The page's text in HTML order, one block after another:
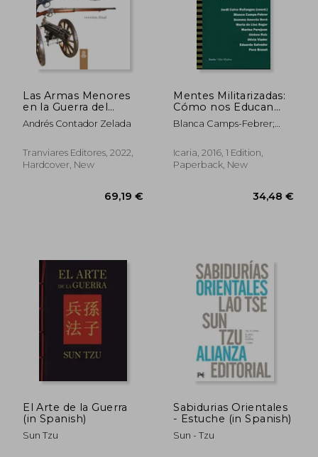
Las Armas Menores
en la Guerra del
Pacífico. FULL
COLOR, Version final
Andrés Contador Zelada
Tranviares Editores, 2022,
Hardcover, New
Mentes Militarizadas:
Cómo nos Educan
Para Asumir la Guerra
y la Violencia (Más
Blanca Camps-Febrer;
Bov&Eacute;; Maria De
Lluc Bagur; Marina
Perejuan; Ainhoa Ruiz;
Eduardo Salvador; Pere
Icaria, 2016, 1 Edition,
Paperback, New
El Arte de la Guerra
(in Spanish)
Sun Tzu
Sabidurias Orientales
- Estuche (in Spanish)
Sun - Tzu